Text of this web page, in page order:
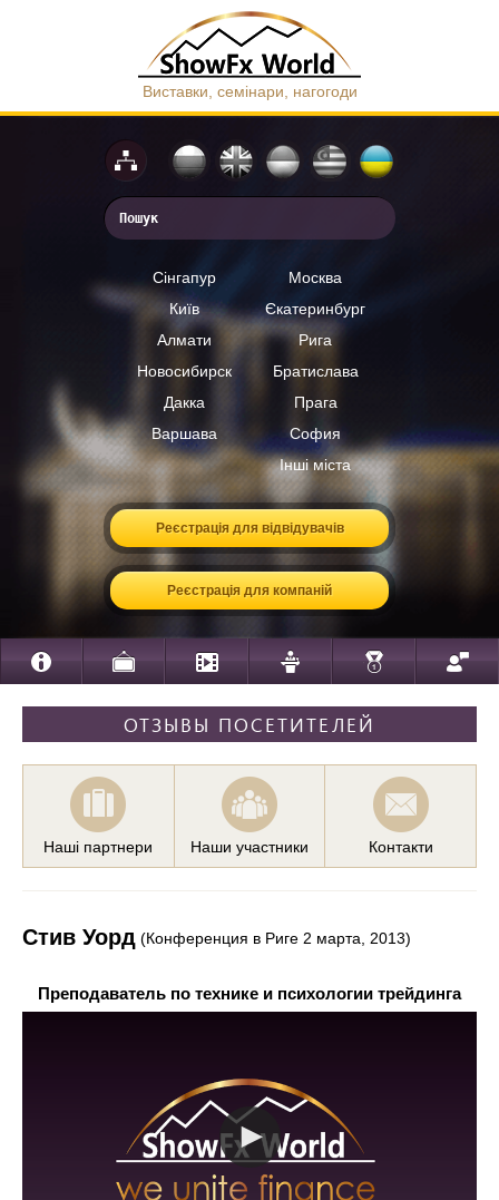
Виставки, семінари, нагогоди
Сінгапур
Москва
Київ
Єкатеринбург
Алмати
Рига
Новосибирск
Братислава
Дакка
Прага
Варшава
София
Інші міста
Реєстрація для відвідувачів
Реєстрація для компаній
ОТЗЫВЫ ПОСЕТИТЕЛЕЙ
Наші партнери Наши участники Контакти
Стив Уорд (Конференция в Риге 2 марта, 2013)
Преподаватель по технике и психологии трейдинга